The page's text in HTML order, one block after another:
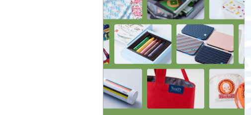
All Tags
スペースクリエイト事業
インサイトセールス事業